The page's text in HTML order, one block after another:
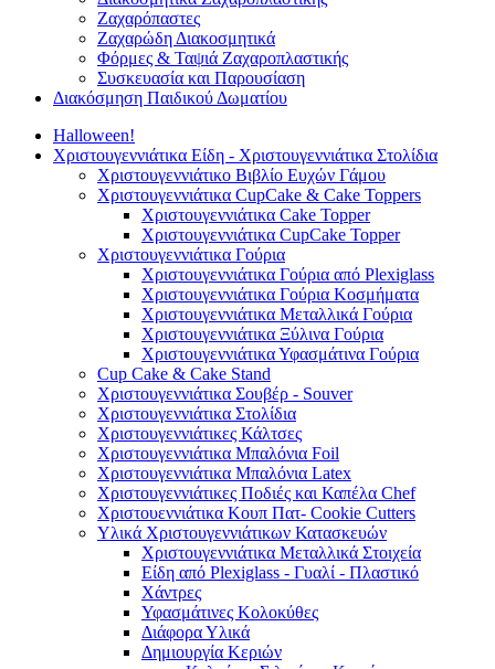
Ζαχαρόπαστες
Ζαχαρώδη Διακοσμητικά
Φόρμες & Ταψιά Ζαχαροπλαστικής
Συσκευασία και Παρουσίαση
Διακόσμηση Παιδικού Δωματίου
Halloween!
Χριστουγεννιάτικα Είδη - Χριστουγεννιάτικα Στολίδια
Χριστουγεννιάτικο Βιβλίο Ευχών Γάμου
Χριστουγεννιάτικα CupCake & Cake Toppers
Χριστουγεννιάτικα Cake Topper
Χριστουγεννιάτικα CupCake Topper
Χριστουγεννιάτικα Γούρια
Χριστουγεννιάτικα Γούρια από Plexiglass
Χριστουγεννιάτικα Γούρια Κοσμήματα
Χριστουγεννιάτικα Μεταλλικά Γούρια
Χριστουγεννιάτικα Ξύλινα Γούρια
Χριστουγεννιάτικα Υφασμάτινα Γούρια
Cup Cake & Cake Stand
Χριστουγεννιάτικα Σουβέρ - Souver
Χριστουγεννιάτικα Στολίδια
Χριστουγεννιάτικες Κάλτσες
Χριστουγεννιάτικα Μπαλόνια Foil
Χριστουγεννιάτικα Μπαλόνια Latex
Χριστουγεννιάτικες Ποδιές και Καπέλα Chef
Χριστουεννιάτικα Κουπ Πατ- Cookie Cutters
Υλικά Χριστουγεννιάτικων Κατασκευών
Χριστουγεννιάτικα Μεταλλικά Στοιχεία
Είδη από Plexiglass - Γυαλί - Πλαστικό
Χάντρες
Υφασμάτινες Κολοκύθες
Διάφορα Υλικά
Δημιουργία Κεριών